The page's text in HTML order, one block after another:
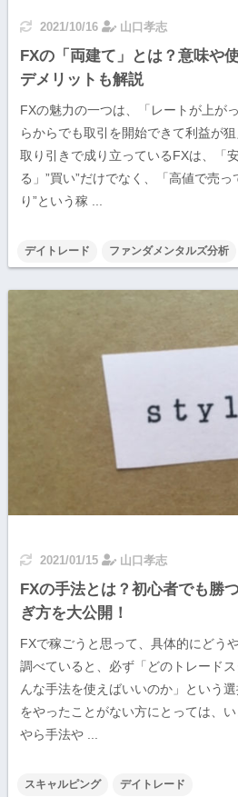
2021/10/16 山口孝志
FXの「両建て」とは？意味や
デメリットも解説
FXの魅力の一つは、「レートが上が
らからでも取引を開始できて利益が
取り引きで成り立っているFXは、「
る」”買い”だけでなく、「高値で売
り”という稼 ...
デイトレード ファンダメンタルズ分析
2021/01/15 山口孝志
FXの手法とは？初心者でも勝
ぎ方を大公開！
FXで稼ごうと思って、具体的にどう
調べていると、必ず「どのトレード
んな手法を使えばいいのか」という
をやったことがない方にとっては、
やら手法や ...
スキャルピング デイトレード